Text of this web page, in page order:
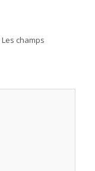
Les champs